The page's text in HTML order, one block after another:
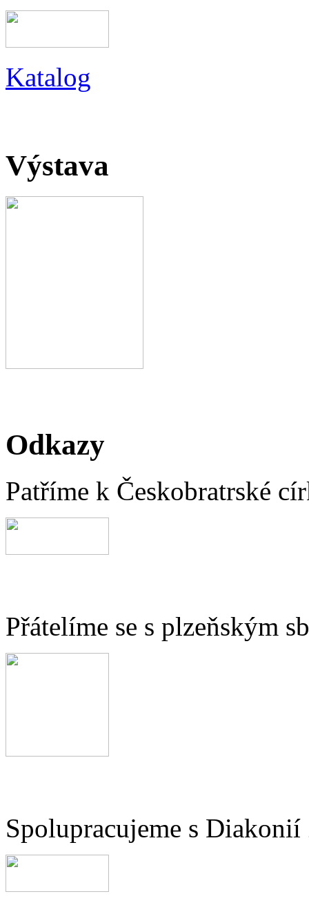
Katalog
Výstava
Odkazy
Patříme k Českobratrské
Přátelíme se s plzeňským
Spolupracujeme s Diakonií